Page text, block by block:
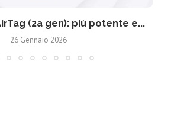
(2a gen): più potente e...
26 Gennaio 2026